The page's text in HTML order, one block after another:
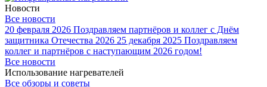
Новости
Все новости
20 февраля 2026 Поздравляем партнёров и коллег с Днём
защитника Отечества 2026 25 декабря 2025 Поздравляем
коллег и партнёров с наступающим 2026 годом!
Все новости
Использование нагревателей
Все обзоры и советы